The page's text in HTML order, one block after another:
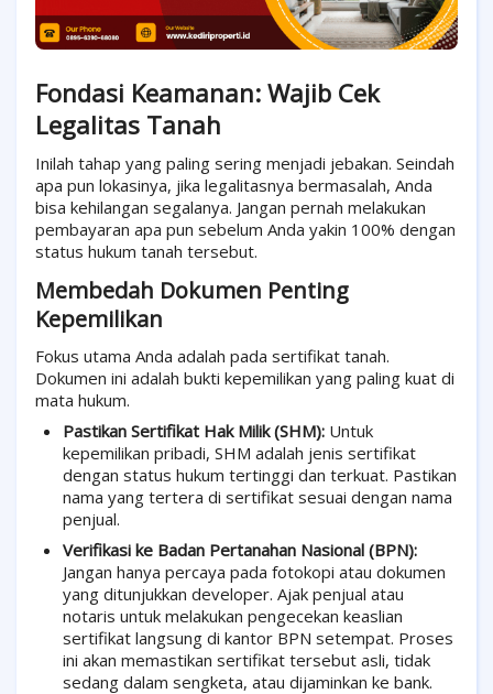
Fondasi Keamanan: Wajib Cek
Legalitas Tanah
Inilah tahap yang paling sering menjadi jebakan. Seindah
apa pun lokasinya, jika legalitasnya bermasalah, Anda
bisa kehilangan segalanya. Jangan pernah melakukan
pembayaran apa pun sebelum Anda yakin 100% dengan
status hukum tanah tersebut.
Membedah Dokumen Penting
Kepemilikan
Fokus utama Anda adalah pada sertifikat tanah.
Dokumen ini adalah bukti kepemilikan yang paling kuat di
mata hukum.
Pastikan Sertifikat Hak Milik (SHM): Untuk
kepemilikan pribadi, SHM adalah jenis sertifikat
dengan status hukum tertinggi dan terkuat. Pastikan
nama yang tertera di sertifikat sesuai dengan nama
penjual.
Verifikasi ke Badan Pertanahan Nasional (BPN):
Jangan hanya percaya pada fotokopi atau dokumen
yang ditunjukkan developer. Ajak penjual atau
notaris untuk melakukan pengecekan keaslian
sertifikat langsung di kantor BPN setempat. Proses
ini akan memastikan sertifikat tersebut asli, tidak
sedang dalam sengketa, atau dijaminkan ke bank.